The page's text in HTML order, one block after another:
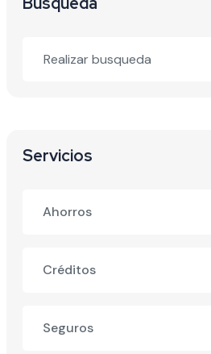
Servicios
Ahorros
Créditos
Seguros